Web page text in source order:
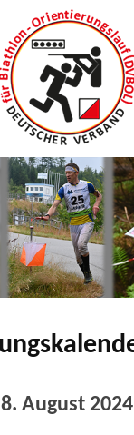
8. August 2024